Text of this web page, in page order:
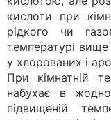
кислоти при
рідкого чи
температурі вище
у хлорованих і
При кімнатній
набухає в
підвищеній